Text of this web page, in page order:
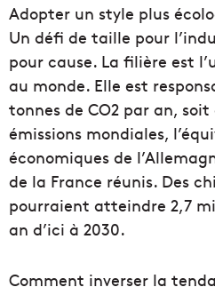
Adopter un style plus
Un défi de taille pour
pour cause. La filière est
au monde. Elle est
tonnes de CO2 par an,
émissions mondiales,
économiques de
de la France réunis. Des
pourraient atteindre 2,7
an d’ici à 2030.
Comment inverser la